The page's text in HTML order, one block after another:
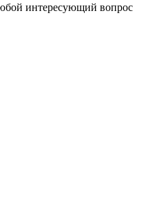
интересующий вопрос